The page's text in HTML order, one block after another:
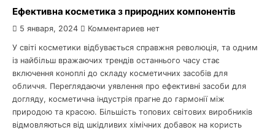
Ефективна косметика з природних компонентів
5 января, 2024 Комментариев нет
У світі косметики відбувається справжня революція, та одним
із найбільш вражаючих трендів останнього часу стає
включення коноплі до складу косметичних засобів для
обличчя. Переглядаючи уявлення про ефективні засоби для
догляду, косметична індустрія прагне до гармонії між
природою та красою. Більшість топових світових виробників
відмовляються від шкідливих хімічних добавок на користь